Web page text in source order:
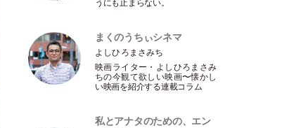
うにも止まらない。
まくのうちぃシネマ
よしひろまさみち
映画ライター ・ よしひろまさみ
ちの今観て欲しい映画〜懐かし
い映画を紹介する連載コラム
私とアナタのための、エン